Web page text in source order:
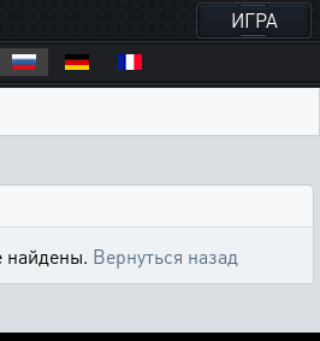
ИГРА
найдены. Вернуться назад